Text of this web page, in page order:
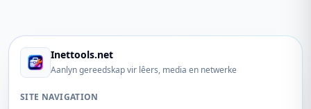
Inettools.net
Aanlyn gereedskap vir lêers, media en netwerke
SITE NAVIGATION